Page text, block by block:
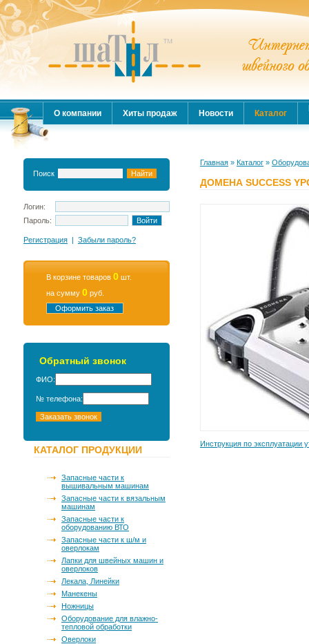
О компании Хиты продаж Новости Каталог
Поиск
Логин:
Пароль:
Регистрация | Забыли пароль?
В корзине товаров 0 шт.
на сумму 0 руб.
Оформить заказ
Обратный звонок
ФИО:
№ телефона:
КАТАЛОГ ПРОДУКЦИИ
Запасные части к
вышивальным машинам
Запасные части к вязальным
машинам
Запасные части к
оборудованию ВТО
Запасные части к ш/м и
оверлокам
Лапки для швейных машин и
оверлоков
Лекала, Линейки
Манекены
Ножницы
Оборудование для влажно-
тепловой обработки
Оверлоки
Главная » Каталог »
ДОМЕНА SUCCESS
Инструкция по эксплуатации